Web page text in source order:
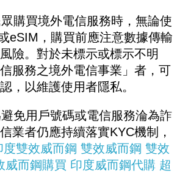
購買境外電信服務時，無論使
eSIM，購買前應注意數據傳輸
險。對於未標示或標示不明
信服務之境外電信事業」者，可
，以維護使用者隱私。
免用戶號碼或電信服務淪為詐
業者仍應持續落實KYC機制，
度雙效威而鋼 雙效威而鋼 雙效
威而鋼購買 印度威而鋼代購 超